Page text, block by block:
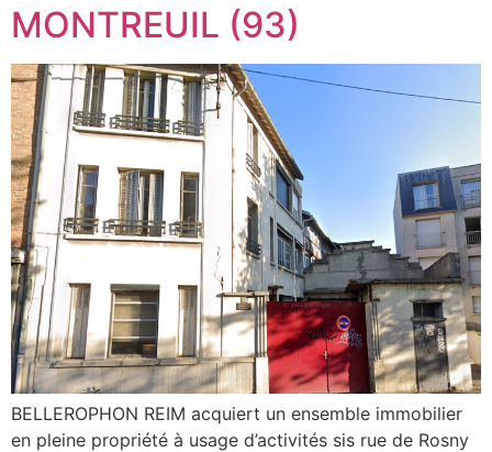
MONTREUIL (93)
BELLEROPHON REIM acquiert un ensemble immobilier
en pleine propriété à usage d’activités sis rue de Rosny